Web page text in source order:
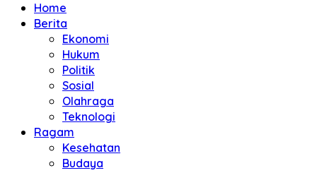
Home
Berita
Ekonomi
Hukum
Politik
Sosial
Olahraga
Teknologi
Ragam
Kesehatan
Budaya